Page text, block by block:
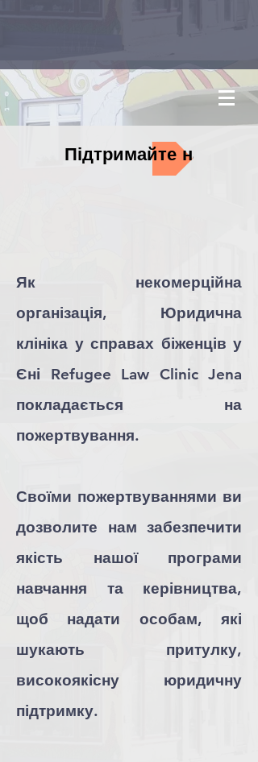
Підтримайте нас
Як некомерційна
організація, Юридична
клініка у справах біженців у
Єні Refugee Law Clinic Jena
покладається на
пожертвування.
Своїми пожертвуваннями ви
дозволите нам забезпечити
якість нашої програми
навчання та керівництва,
щоб надати особам, які
шукають притулку,
високоякісну юридичну
підтримку.